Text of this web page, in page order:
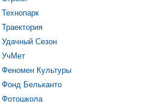
Технопарк
Траектория
Удачный Сезон
УчМет
Феномен Культуры
Фонд Бельканто
Фотошкола